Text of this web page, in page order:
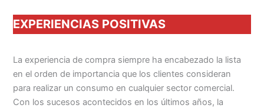
EXPERIENCIAS POSITIVAS
La experiencia de compra siempre ha encabezado la lista
en el orden de importancia que los clientes consideran
para realizar un consumo en cualquier sector comercial.
Con los sucesos acontecidos en los últimos años, la